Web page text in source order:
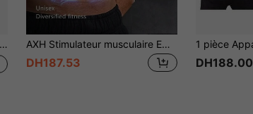
AXH Stimulateur musculaire EMS, entraîneur de fesses et de hanches, appareil de massage électrique, outil de mise en forme musculaire à domicile
DH187.53 DH188.00